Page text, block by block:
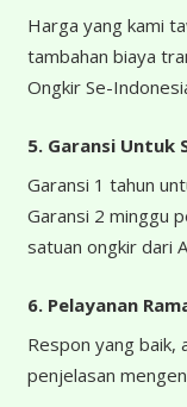
Harga yang kami
tambahan biaya
Ongkir Se-
5. Garansi Untuk
Garansi 1 tahun
Garansi 2 minggu
satuan ongkir dari
6. Pelayanan
Respon yang baik,
penjelasan